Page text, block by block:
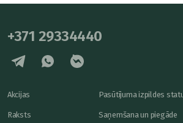
+371 29334440
Akcijas
Raksts
Pasūtījuma izpildes
Saņemšana un piegāde